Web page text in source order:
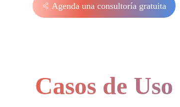
Agenda una consultoría gratuita
Casos de Uso